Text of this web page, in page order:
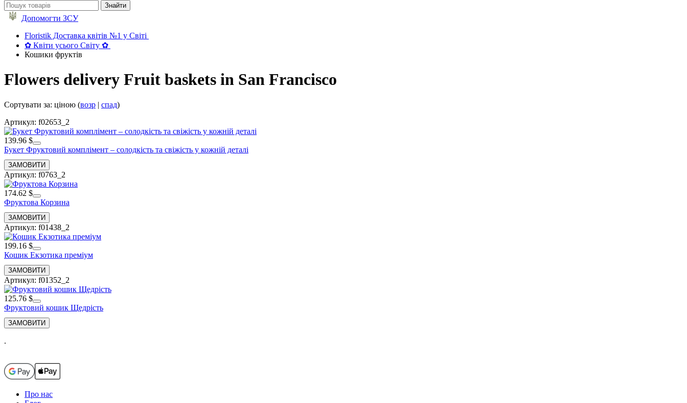
Допомогти ЗСУ
Floristik Доставка квітів №1 у Світі
✿ Квіти усього Світу ✿
Кошики фруктів
Flowers delivery Fruit baskets in San Francisco
Сортувати за: ціною (возр | спад)
Артикул: f02653_2
139.96 $
Букет Фруктовий комплімент – солодкість та свіжість у кожній деталі
Артикул: f0763_2
174.62 $
Фруктова Корзина
Артикул: f01438_2
199.16 $
Кошик Екзотика преміум
Артикул: f01352_2
125.76 $
Фруктовий кошик Щедрість
.
Про нас